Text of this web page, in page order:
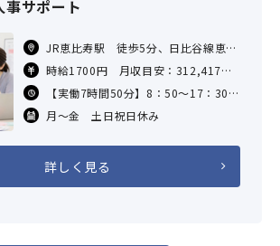
サポート
JR恵比寿駅 徒歩5分、日比谷線恵比
寿駅徒歩10分
時給1700円 月収目安：312,417円
（7.83h×21日勤務の場合）
交通費：支給あり（社内規定による）
【実働7時間50分】8：50～17：30
※8：30～17：10、9：00～17：40
など就業時間変更相談可
月～金 土日祝日休み
詳しく見る